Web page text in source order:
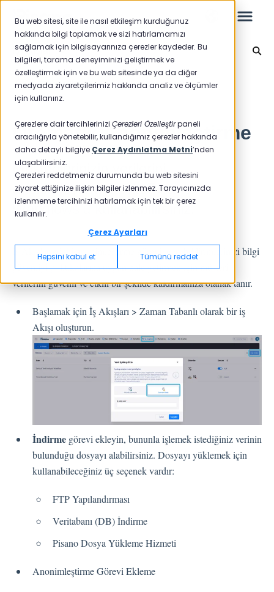
Bu web sitesi, site ile nasıl etkileşim kurduğunuz
hakkında bilgi toplamak ve sizi hatırlamamızı
sağlamak için bilgisayarınıza çerezler kaydeder. Bu
bilgileri, tarama deneyiminizi geliştirmek ve
özelleştirmek için ve bu web sitesinde ya da diğer
medyada ziyaretçilerimiz hakkında analiz ve ölçümler
için kullanırız.
Çerezlere dair tercihlerinizi Çerezleri Özelleştirpaneli
aracılığıyla yönetebilir, kullandığımız çerezler hakkında
daha detaylı bilgiye Çerez Aydınlatma Metni’nden
ulaşabilirsiniz.
Çerezleri reddetmeniz durumunda bu web sitesini
ziyaret ettiğinize ilişkin bilgiler izlenmez. Tarayıcınızda
izlenmeme tercihinizi hatırlamak için tek bir çerez
kullanılır.
Çerez Ayarları
Hepsini kabul et Tümünü reddet
İş Akışları
Leo
Yeni Başlayanlar İçin
Raporlar
NPS
CSAT
Raporlama 2024
Geri Bildirimler
Geri Bildirim
Müşteri Yanıtlama
Geri Bildirimlerle İlgili Sorular
Akışlar
Soru Tipleri S.S.S
Akış Sayfaları
Ana sayfaya geri dön
Otomatik Anonimleştirme
Müşterilerinizin verilerini
anonimleştirmek için Pisano
Workflows'u kullanabilirsiniz.
İş Akışlarındaki anonimleştirme görevi, geri bildirimlerinizi bilgi
güvenliği politikalarına uygun hale getirmek için müşteri
verilerini güvenli ve etkili bir şekilde kaldırmanıza olanak tanır.
Başlamak için İş Akışları > Zaman Tabanlı olarak bir iş
Akışı oluşturun.
İndirme görevi ekleyin, bununla işlemek istediğiniz verinin
bulunduğu dosyayı alabilirsiniz. Dosyayı yüklemek için
kullanabileceğiniz üç seçenek vardır:
FTP Yapılandırması
Veritabanı (DB) İndirme
Pisano Dosya Yükleme Hizmeti
Anonimleştirme Görevi Ekleme